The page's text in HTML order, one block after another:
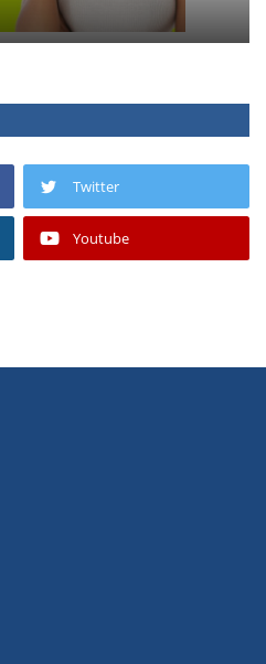
Twitter
Youtube